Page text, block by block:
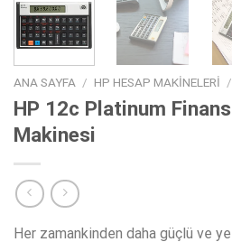
ANA SAYFA / HP HESAP MAKINELERI /
HP 12c Platinum
Makinesi
Her zamankinden daha güçlü ve